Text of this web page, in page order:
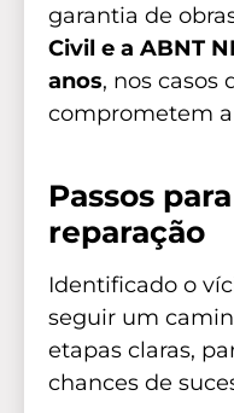
garantia de
Civil e a ABNT
anos, nos casos
comprometem
Passos
reparação
Identificado o
seguir um
etapas claras,
chances de